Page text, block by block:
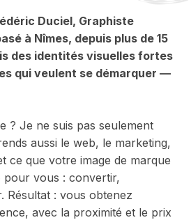
Duciel, Graphiste
à Nîmes, depuis plus de 15
des identités visuelles fortes
qui veulent se démarquer —
? Je ne suis pas seulement
aussi le web, le marketing,
ce que votre image de marque
pour vous : convertir,
Résultat : vous obtenez
avec la proximité et le prix